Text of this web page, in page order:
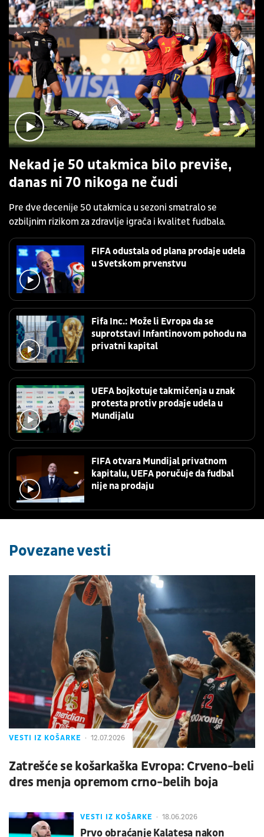
Nekad je 50 utakmica bilo previše,
danas ni 70 nikoga ne čudi
Pre dve decenije 50 utakmica u sezoni smatralo se
ozbiljnim rizikom za zdravlje igrača i kvalitet fudbala.
FIFA odustala od plana prodaje udela
u Svetskom prvenstvu
Fifa Inc.: Može li Evropa da se
suprotstavi Infantinovom pohodu na
privatni kapital
UEFA bojkotuje takmičenja u znak
protesta protiv prodaje udela u
Mundijalu
FIFA otvara Mundijal privatnom
kapitalu, UEFA poručuje da fudbal
nije na prodaju
Povezane vesti
VESTI IZ KOŠARKE 12.07.2026
Zatrešće se košarkaška Evropa: Crveno-beli
dres menja opremom crno-belih boja
VESTI IZ KOŠARKE 18.06.2026
Prvo obraćanje Kalatesa nakon